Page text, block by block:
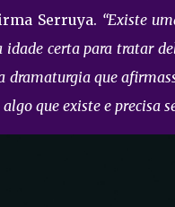
Serruya. “Existe
certa para tratar
dramaturgia que
que existe e precisa